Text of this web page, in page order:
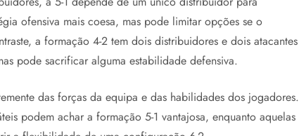
ofensiva mais coesa, mas pode limitar opções se o
a formação 4-2 tem dois distribuidores e dois atacantes
pode sacrificar alguma estabilidade defensiva.
das forças da equipa e das habilidades dos jogadores.
podem achar a formação 5-1 vantajosa, enquanto aquelas